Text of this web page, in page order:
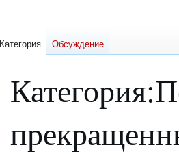
Категория:
Категория Обсуждение